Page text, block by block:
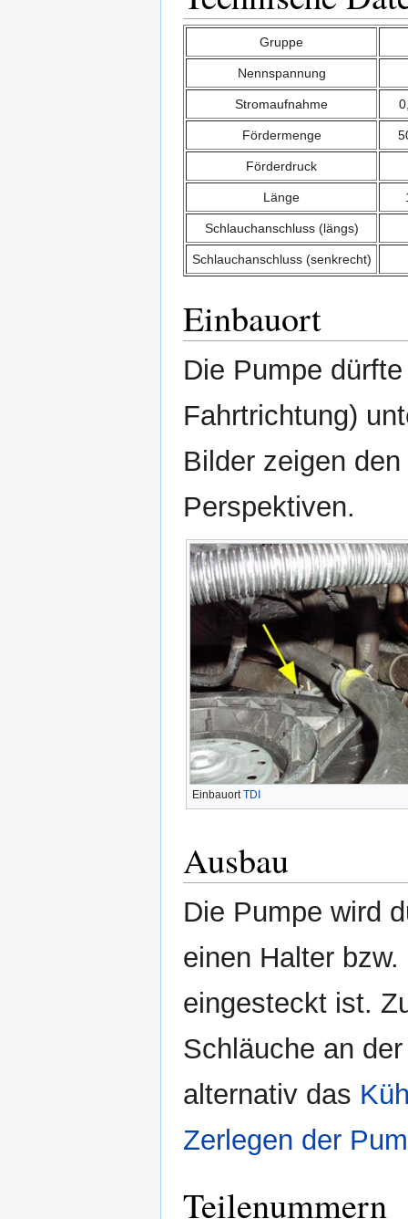
Gruppe
Nennspannung
Stromaufnahme
Fördermenge
Förderdruck
Länge
Schlauchanschluss (längs)
Schlauchanschluss (senkrecht)
Einbauort
Die Pumpe
Fahrtrichtung)
Bilder zeigen
Perspektiven.
EinbauortTDI
Ausbau
Die Pumpe wird
einen Halter
eingesteckt ist.
Schläuche an
alternativ das
Zerlegen der
Teilenummern